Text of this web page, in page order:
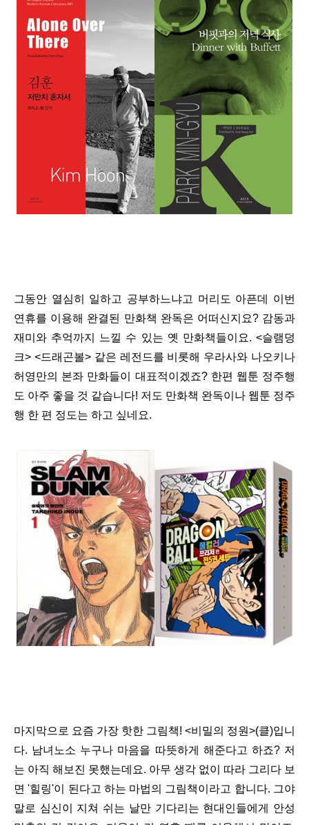
그동안 열심히 일하고 공부하느냐고 머리도 아픈데 이번
연휴를 이용해 완결된 만화책 완독은 어떠신지요? 감동과
재미와 추억까지 느낄 수 있는 옛 만화책들이요. <슬램덩
크> <드래곤볼> 같은 레전드를 비롯해 우라사와 나오키나
허영만의 본좌 만화들이 대표적이겠죠? 한편 웹툰 정주행
도 아주 좋을 것 같습니다! 저도 만화책 완독이나 웹툰 정주
행 한 편 정도는 하고 싶네요.
마지막으로 요즘 가장 핫한 그림책! <비밀의 정원>(클)입니
다. 남녀노소 누구나 마음을 따뜻하게 해준다고 하죠? 저
는 아직 해보진 못했는데요. 아무 생각 없이 따라 그리다 보
면 '힐링'이 된다고 하는 마법의 그림책이라고 합니다. 그야
말로 심신이 지쳐 쉬는 날만 기다리는 현대인들에게 안성